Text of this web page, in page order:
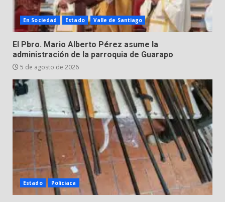
4 3 de agosto de 2026
5
Hombre pierde la vida en
tabiquera
6
Emboscada a policías en Yuriria
31 de julio de 2026
Envía Gobierno de la Gente más
de 77 mil
30 de julio de 2026
En Sociedad Estado Valle de Santiago
El Pbro. Mario Alberto Pérez asume la
administración de la parroquia de Guarapo
5 de agosto de 2026
Estado Policiaca